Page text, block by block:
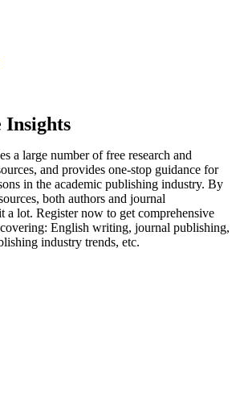
Insights
a large number of free research and
and provides one-stop guidance for
in the academic publishing industry. By
both authors and journal
a lot. Register now to get comprehensive
English writing, journal publishing,
industry trends, etc.